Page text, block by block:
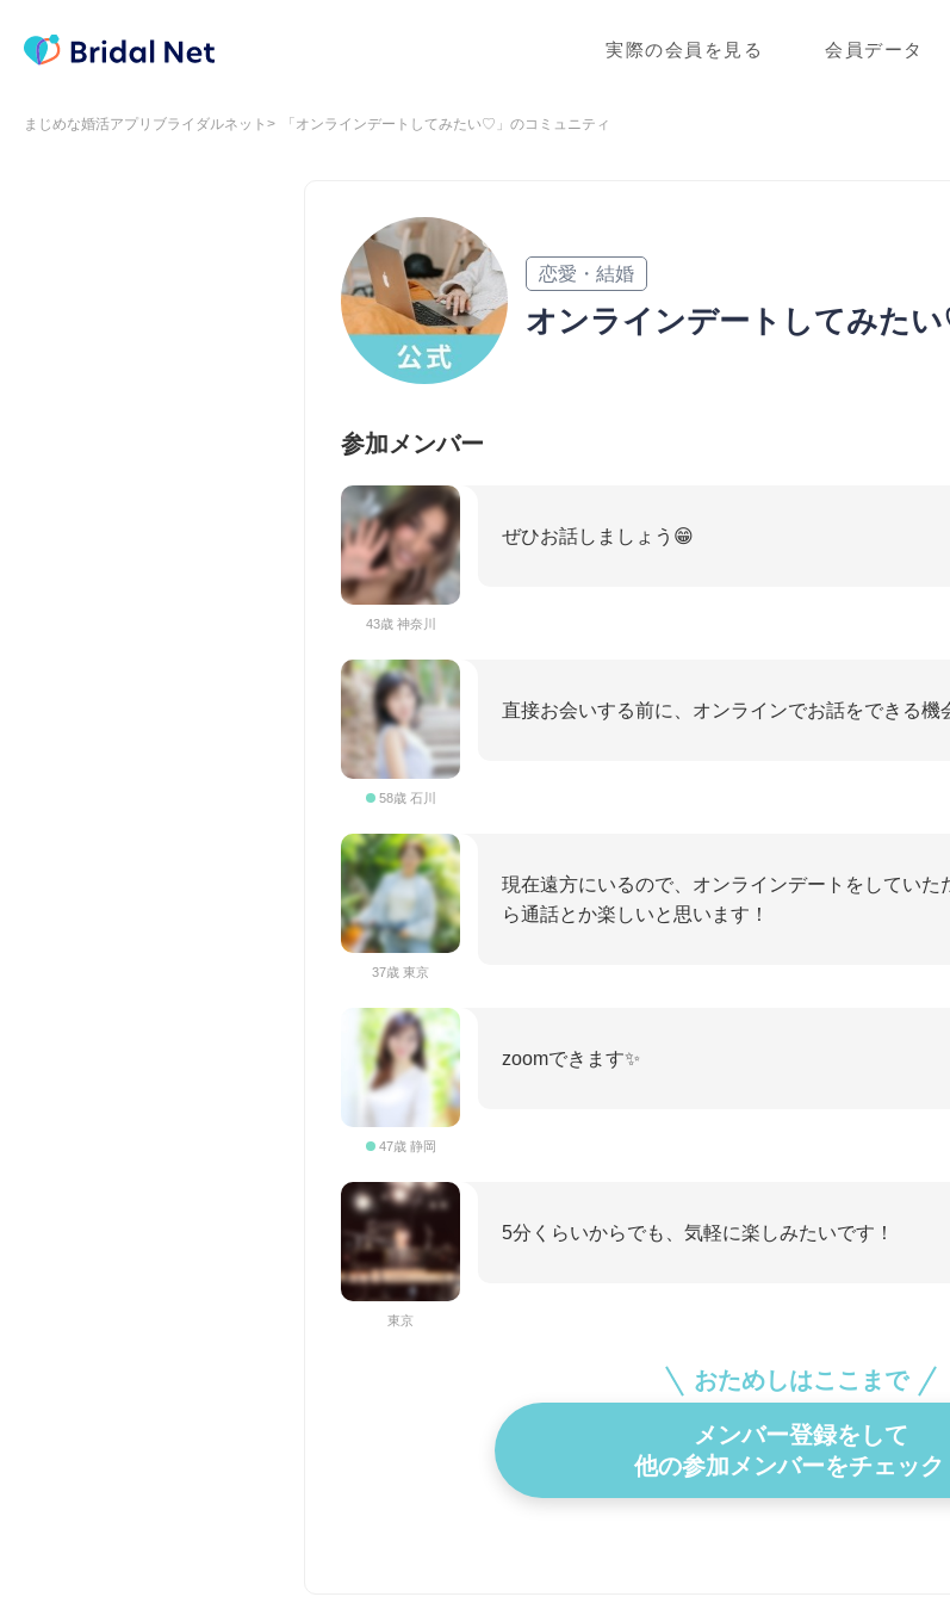
実際の会員を見る 会員データ
まじめな婚活アプリブライダルネット 「オンラインデートしてみたい♡」のコミュニティ
恋愛・結婚
オンラインデートしてみた
参加メンバー
43歳 神奈川
ぜひお話しましょう😁
58歳 石川
直接お会いする前に、オンラインでお話をできる機
37歳 東京
現在遠方にいるので、オンラインデートをしてい
ら通話とか楽しいと思います！
47歳 静岡
zoomできます✨
東京
5分くらいからでも、気軽に楽しみたいです！
おためしはここまで
メンバー登録をして
他の参加メンバーをチェック